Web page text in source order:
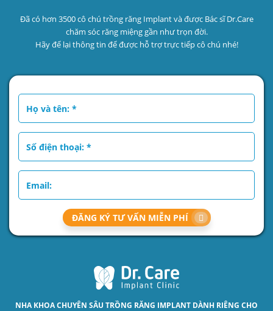
Đã có hơn 3500 cô chú trồng răng Implant và được Bác sĩ Dr.Care
chăm sóc răng miệng gần như trọn đời.
Hãy để lại thông tin để được hỗ trợ trực tiếp cô chú nhé!
ĐĂNG KÝ TƯ VẤN MIỄN PHÍ
NHA KHOA CHUYÊN SÂU TRỒNG RĂNG IMPLANT DÀNH RIÊNG CHO